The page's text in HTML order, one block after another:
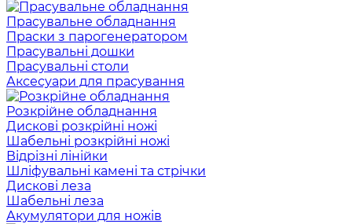
Прасувальне обладнання
Праски з парогенератором
Прасувальні дошки
Прасувальні столи
Аксесуари для прасування
Розкрійне обладнання
Дискові розкрійні ножі
Шабельні розкрійні ножі
Відрізні лінійки
Шліфувальні камені та стрічки
Дискові леза
Шабельні леза
Акумулятори для ножів